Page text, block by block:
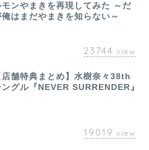
モンやまきを再現してみた ～だ
俺はまだやまきを知らない～
23744 view
店舗特典まとめ】水樹奈々38th
ングル『NEVER SURRENDER』
19019 view